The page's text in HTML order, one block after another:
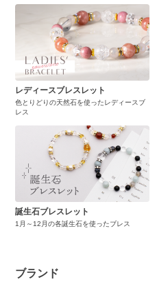
レディースブレスレット
色とりどりの天然石を使ったレディースブ
レス
誕生石ブレスレット
1月～12月の各誕生石を使ったブレス
ブランド